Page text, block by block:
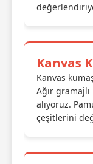
Kanvas
Kanvas
Ağır
alıyoruz.
çeşitlerini